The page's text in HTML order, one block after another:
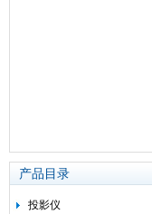
产品目录
投影仪